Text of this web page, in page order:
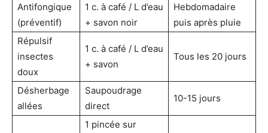
Antifongique
(préventif)
1 c. à café / L d’eau
+ savon noir
Hebdomadaire
puis après pluie
Répulsif
insectes
doux
1 c. à café / L d’eau
+ savon
Tous les 20 jours
Désherbage
allées
Saupoudrage
direct
10-15 jours
1 pincée sur